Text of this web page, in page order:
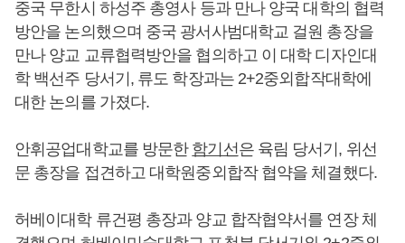
중국 무한시 하성주 총영사 등과 만나 양국 대학의 협력
방안을 논의했으며 중국 광서사범대학교 걸원 총장을
만나 양교 교류협력방안을 협의하고 이 대학 디자인대
학 백선주 당서기, 류도 학장과는 2+2중외합작대학에
대한 논의를 가졌다.
안휘공업대학교를 방문한 함기선은 육림 당서기, 위선
문 총장을 접견하고 대학원중외합작 협약을 체결했다.
허베이대학 류건평 총장과 양교 합작협약서를 연장 체